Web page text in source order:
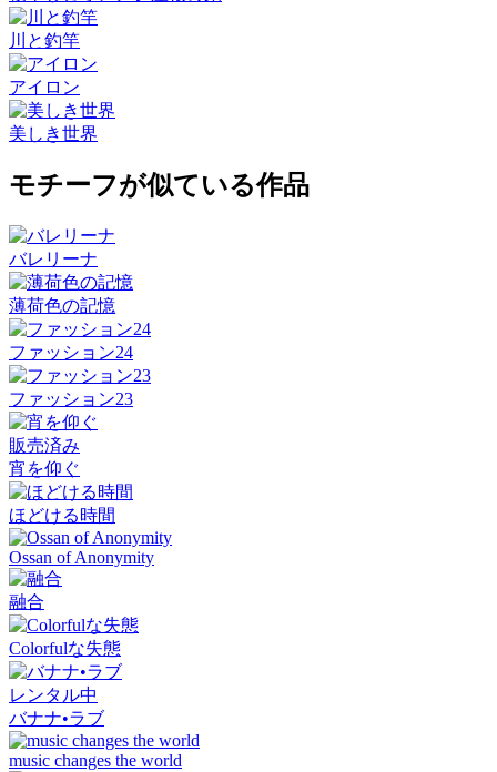
川と釣竿
アイロン
美しき世界
モチーフが似ている作品
バレリーナ
薄荷色の記憶
ファッション24
ファッション23
販売済み
宵を仰ぐ
ほどける時間
Ossan of Anonymity
融合
Colorfulな失態
レンタル中
バナナ•ラブ
music changes the world